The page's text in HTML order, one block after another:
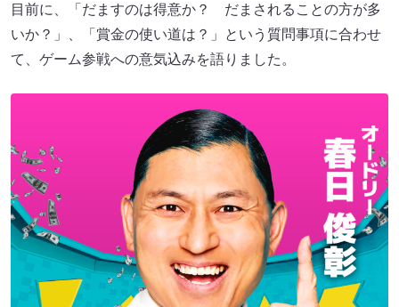
目前に、「だますのは得意か？ だまされることの方が多
いか？」、「賞金の使い道は？」という質問事項に合わせ
て、ゲーム参戦への意気込みを語りました。